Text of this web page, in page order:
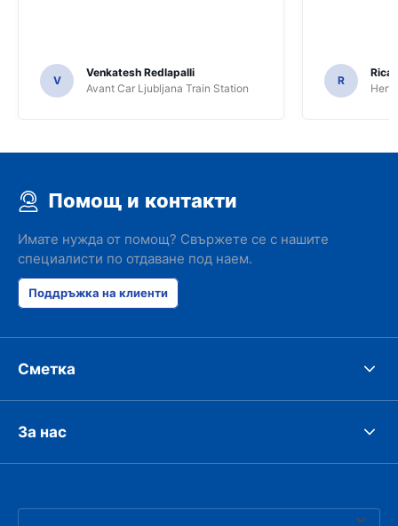
V
Venkatesh Redlapalli
Avant Car Ljubljana Train Station
R
Помощ и контакти
Имате нужда от помощ? Свържете се с нашите
специалисти по отдаване под наем.
Поддръжка на клиенти
Сметка
За нас